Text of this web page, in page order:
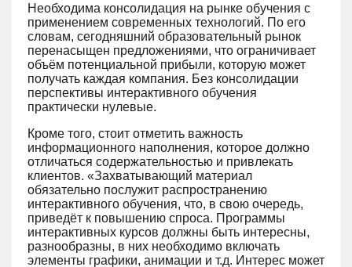
Необходима консолидация на рынке обучения с
применением современных технологий. По его
словам, сегодняшний образовательный рынок
перенасыщен предложениями, что ограничивает
объём потенциальной прибыли, которую может
получать каждая компания. Без консолидации
перспективы интерактивного обучения
практически нулевые.
Кроме того, стоит отметить важность
информационного наполнения, которое должно
отличаться содержательностью и привлекать
клиентов. «Захватывающий материал
обязательно послужит распространению
интерактивного обучения, что, в свою очередь,
приведёт к повышению спроса. Программы
интерактивных курсов должны быть интересны,
разнообразны, в них необходимо включать
элементы графики, анимации и т.д. Интерес может